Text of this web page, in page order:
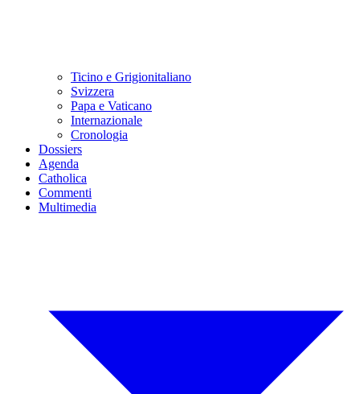
Ticino e Grigionitaliano
Svizzera
Papa e Vaticano
Internazionale
Cronologia
Dossiers
Agenda
Catholica
Commenti
Multimedia